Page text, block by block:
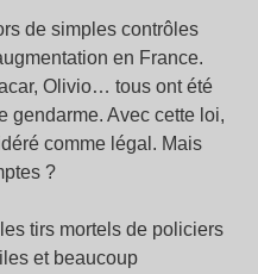
de simples contrôles
en France.
Olivio… tous ont été
gendarme. Avec cette loi,
comme légal. Mais
?
tirs mortels de policiers
et beaucoup